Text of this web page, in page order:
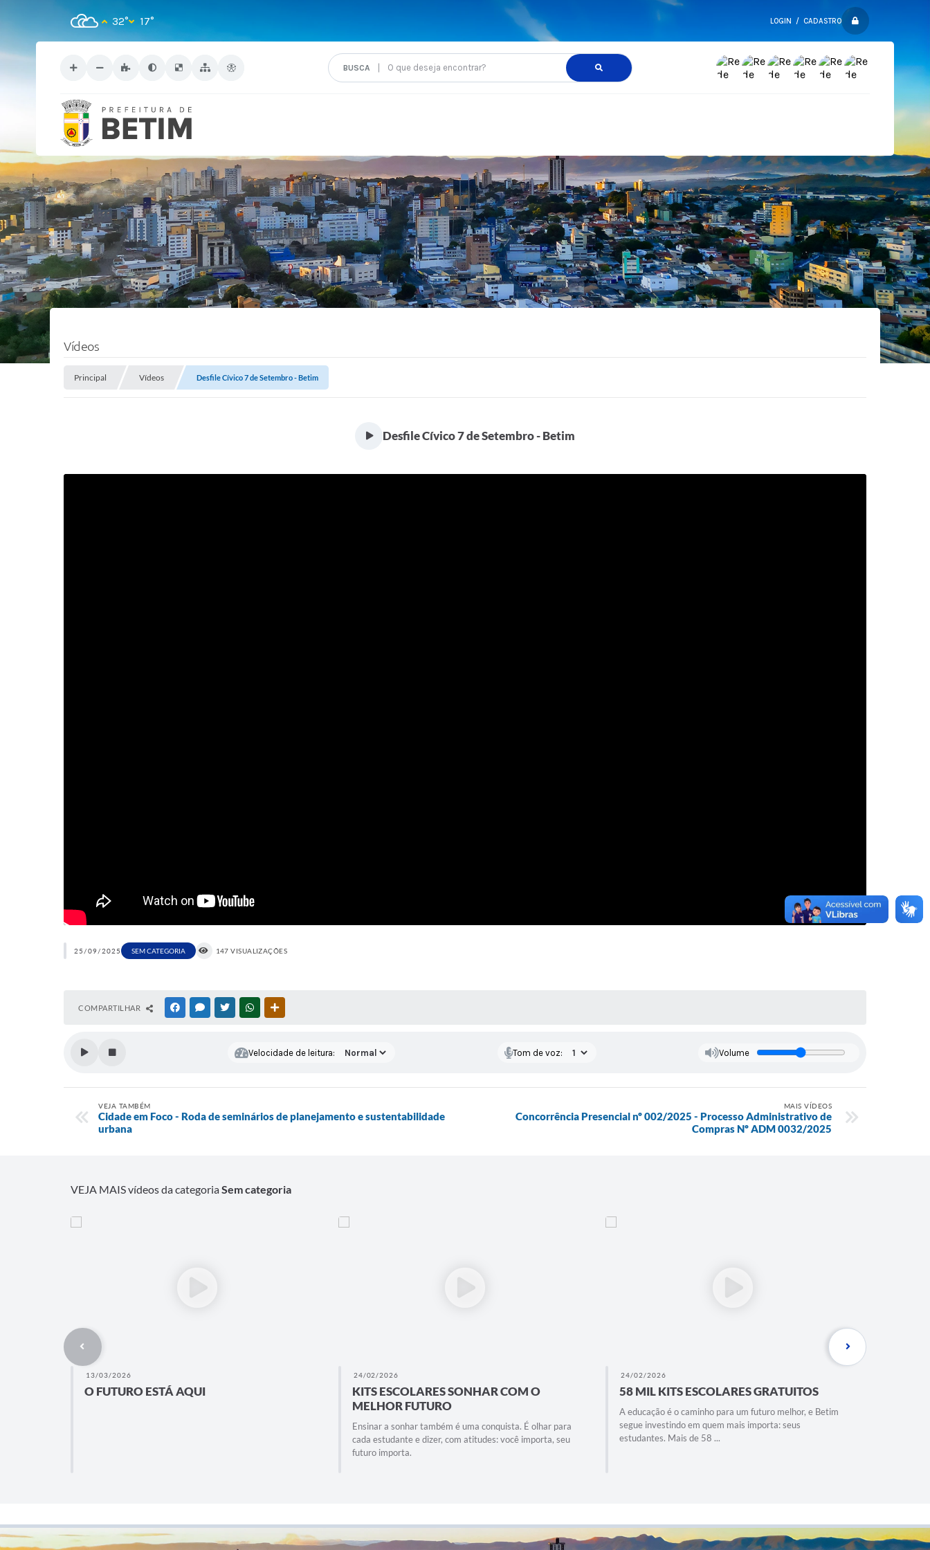
LOGIN / CADASTRO
O que deseja encontrar?
32° 17°
Vídeos
Principal Vídeos Desfile Cívico 7 de Setembro - Betim
Desfile Cívico 7 de Setembro - Betim
25/09/2025 SEM CATEGORIA 147 VISUALIZAÇÕES
COMPARTILHAR FACEBOOKMESSENGER
TWITTERWHATSAPP
Velocidade de leitura: Tom de voz: Volume
VEJA TAMBÉM
Cidade em Foco - Roda de seminários de planejamento e sustentabilidade
urbana
MAIS VÍDEOS
Concorrência Presencial nº 002/2025 - Processo Administrativo de
Compras Nº ADM 0032/2025
VEJA MAIS vídeos da categoriaSem categoria
13/03/2026
O FUTURO ESTÁ AQUI
24/02/2026
KITS ESCOLARES SONHAR COM O
MELHOR FUTURO
Ensinar a sonhar também é uma conquista. É olhar para
cada estudante e dizer, com atitudes: você importa, seu
futuro importa.
24/02/2026
58 MIL KITS ESCOLARES GRATUITOS
A educação é o caminho para um futuro melhor, e Betim
segue investindo em quem mais importa: seus
estudantes. Mais de 58 ...